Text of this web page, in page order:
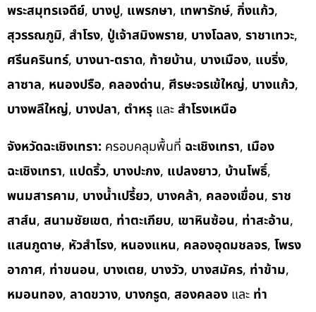
พระสมุทรเจดีย์, บางปู, แพรกษา, เทพารักษ์, กิ่งแก้ว,
สุวรรณภูมิ, สำโรง, ปู่เจ้าสมิงพราย, บางโฉลง, ราชาเทวะ,
ศรีนครินทร์, บางนา-ตราด, ท้ายบ้าน, บางเมือง, แบริ่ง,
ลาซาล, หนองปรือ, คลองด่าน, ศีรษะจรเข้ใหญ่, บางแก้ว,
บางพลีใหญ่, บางปลา, ตำหรุ และสำโรงเหนือ
จังหวัดฉะเชิงเทรา: ครอบคลุมพื้นที่ ฉะเชิงเทรา, เมือง
ฉะเชิงเทรา, แปดริ้ว, บางปะกง, แปลงยาว, บ้านโพธิ์,
พนมสารคาม, บางน้ำเปรี้ยว, บางคล้า, คลองเขื่อน, ราช
สาส์น, สนามชัยเขต, ท่าตะเกียบ, เขาหินซ้อน, ท่าสะอ้าน,
แสนภูดาษ, หัวสำโรง, หนองแหน, คลองอุดมชลจร, โพรง
อากาศ, ท่าขนอน, บางเตย, บางวัว, บางสมัคร, ท่าข้าม,
หมอนทอง, ลาดขวาง, บางกรูด, สองคลอง และ ท่า